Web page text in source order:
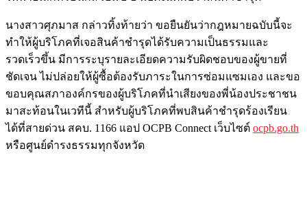
นางสาวศุภมาส กล่าวทิ้งท้ายว่า ขอยืนยันว่ากฎหมายฉบับนี้จะ
ทำให้ผู้บริโภคที่เจอสินค้าชำรุดได้รับความเป็นธรรมและ
รวดเร็วขึ้น มีการระบุรายละเอียดความรับผิดชอบของผู้ขายที่
ชัดเจน ไม่ปล่อยให้ผู้ซื้อต้องรับภาระในการซ่อมแซมเอง และขอ
ขอบคุณสภาองค์กรของผู้บริโภคที่นำเสียงของพี่น้องประชาชน
มาสะท้อนในเวทีนี้ สำหรับผู้บริโภคที่พบสินค้าชำรุดร้องเรียน
ได้ที่สายด่วน สคบ. 1166 แอป OCPB Connect เว็บไซต์ ocpb.go.th
หรือศูนย์ดำรงธรรมทุกจังหวัด